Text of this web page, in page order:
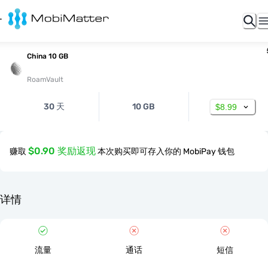
China 10 GB
RoamVault
30 天 10 GB $8.99
赚取 $0.90 奖励返现本次购买即可存入你的 MobiPay 钱包
详情
流量 通话 短信